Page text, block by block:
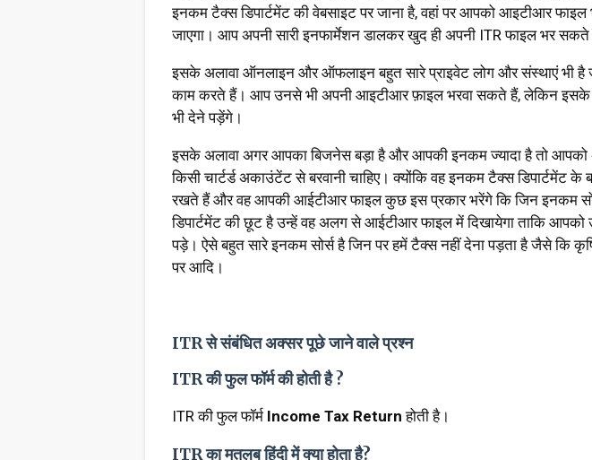
इनकम टैक्स डिपार्टमेंट की वेबसाइट पर जाना है, वहां पर आपको आइटीआर
जाएगा। आप अपनी सारी इनफार्मेशन डालकर खुद ही अपनी ITR फाइल भर सकते
इसके अलावा ऑनलाइन और ऑफलाइन बहुत सारे प्राइवेट लोग और संस्थाएं भी
काम करते हैं। आप उनसे भी अपनी आइटीआर फ़ाइल भरवा सकते हैं, लेकिन
भी देने पड़ेंगे।
इसके अलावा अगर आपका बिजनेस बड़ा है और आपकी इनकम ज्यादा है तो
किसी चार्टर्ड अकाउंटेंट से बरवानी चाहिए। क्योंकि वह इनकम टैक्स डिपार्टमेंट के
रखते हैं और वह आपकी आईटीआर फाइल कुछ इस प्रकार भरेंगे कि जिन इनकम
डिपार्टमेंट की छूट है उन्हें वह अलग से आईटीआर फाइल में दिखायेगा ताकि
पड़े। ऐसे बहुत सारे इनकम सोर्स है जिन पर हमें टैक्स नहीं देना पड़ता है जैसे कि
पर आदि।
ITR से संबंधित अक्सर पूछे जाने वाले प्रश्न
ITR की फुल फॉर्म की होती है ?
ITR की फुल फॉर्म Income Tax Returnहोती है।
ITR का मतलब हिंदी में क्या होता है?